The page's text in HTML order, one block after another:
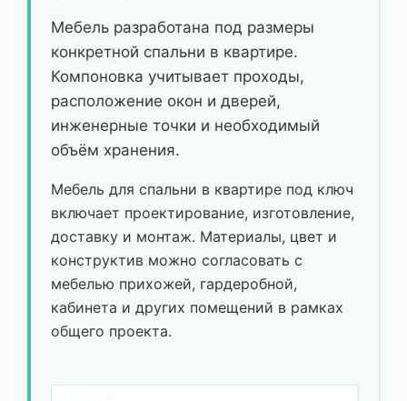
Мебель разработана под размеры
конкретной спальни в квартире.
Компоновка учитывает проходы,
расположение окон и дверей,
инженерные точки и необходимый
объём хранения.
Мебель для спальни в квартире под ключ
включает проектирование, изготовление,
доставку и монтаж. Материалы, цвет и
конструктив можно согласовать с
мебелью прихожей, гардеробной,
кабинета и других помещений в рамках
общего проекта.